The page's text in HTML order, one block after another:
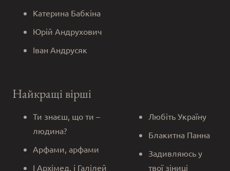
Катерина Бабкіна
Юрій Андрухович
Іван Андрусяк
Найкращі вірші
Ти знаєш, що ти –
людина?
Арфами, арфами
І Архімед, і Галілей
Любіть Україну
Блакитна Панна
Задивляюсь у
твої зіниці